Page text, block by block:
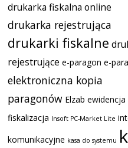
drukarka fiskalna online
drukarka rejestrująca
drukarki fiskalne
rejestrujące e-paragon e-
elektroniczna kopia
paragonów Elzab
fiskalizacja Insoft PC-Market Lite
komunikacyjne kasa do systemu